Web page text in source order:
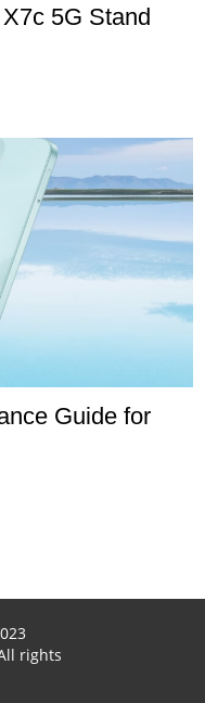
5G Stand
Guide for
rights